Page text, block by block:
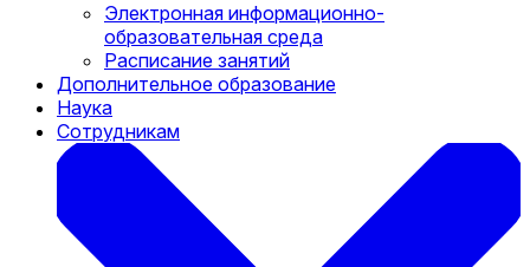
Электронная информационно-
образовательная среда
Расписание занятий
Дополнительное образование
Наука
Сотрудникам